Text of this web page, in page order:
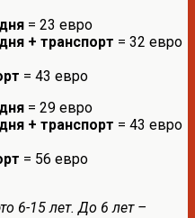
= 23 евро
+ транспорт = 32 евро
= 43 евро
= 29 евро
+ транспорт = 43 евро
= 56 евро
6-15 лет. До 6 лет –